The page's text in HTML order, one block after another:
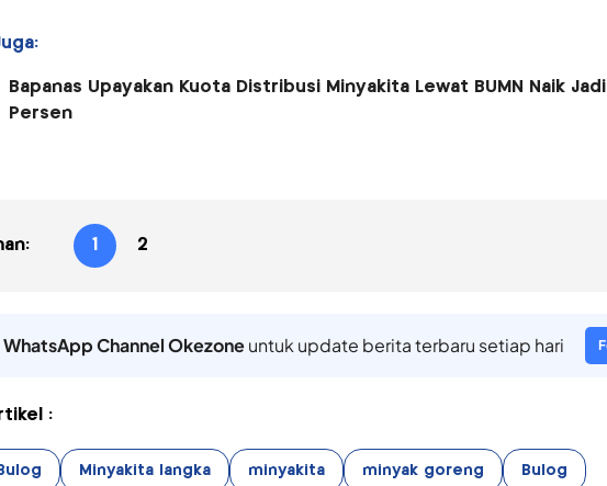
Bapanas Upayakan Kuota Distribusi Minyakita Lewat BUMN Naik
Persen
1 2
WhatsApp Channel Okezoneuntuk update berita terbaru setiap hari
:
Minyakita langka minyakita minyak goreng Bulog